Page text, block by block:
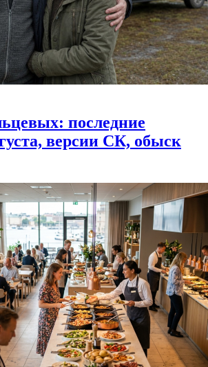
последние
версии СК, обыск